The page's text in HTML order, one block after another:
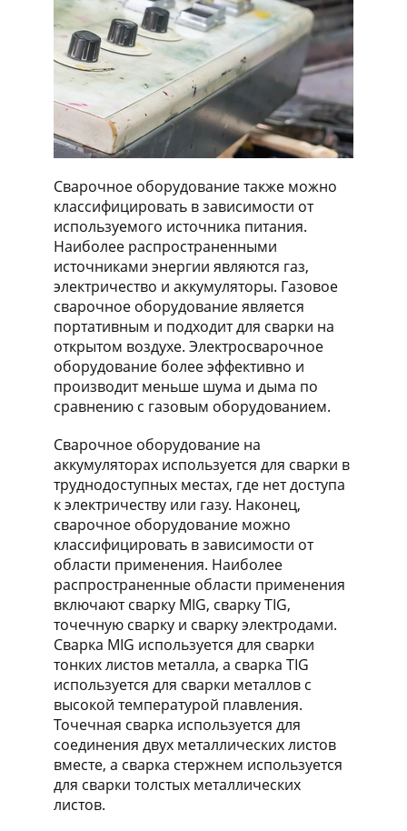
Сварочное оборудование также можно
классифицировать в зависимости от
используемого источника питания.
Наиболее распространенными
источниками энергии являются газ,
электричество и аккумуляторы. Газовое
сварочное оборудование является
портативным и подходит для сварки на
открытом воздухе. Электросварочное
оборудование более эффективно и
производит меньше шума и дыма по
сравнению с газовым оборудованием.
Сварочное оборудование на
аккумуляторах используется для сварки в
труднодоступных местах, где нет доступа
к электричеству или газу. Наконец,
сварочное оборудование можно
классифицировать в зависимости от
области применения. Наиболее
распространенные области применения
включают сварку MIG, сварку TIG,
точечную сварку и сварку электродами.
Сварка MIG используется для сварки
тонких листов металла, а сварка TIG
используется для сварки металлов с
высокой температурой плавления.
Точечная сварка используется для
соединения двух металлических листов
вместе, а сварка стержнем используется
для сварки толстых металлических
листов.